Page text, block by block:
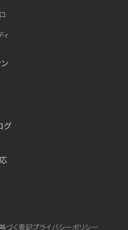
ィ
グ
づく表記プライバシーポリシー